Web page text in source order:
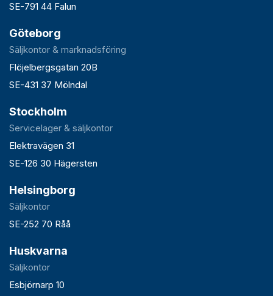
SE-791 44 Falun
Göteborg
Säljkontor & marknadsföring
Flöjelbergsgatan 20B
SE-431 37 Mölndal
Stockholm
Servicelager & säljkontor
Elektravägen 31
SE-126 30 Hägersten
Helsingborg
Säljkontor
SE-252 70 Råå
Huskvarna
Säljkontor
Esbjörnarp 10